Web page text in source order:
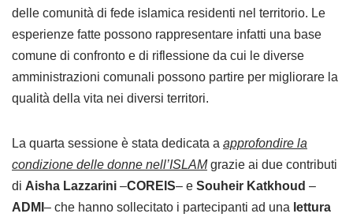
delle comunità di fede islamica residenti nel territorio. Le
esperienze fatte possono rappresentare infatti una base
comune di confronto e di riflessione da cui le diverse
amministrazioni comunali possono partire per migliorare la
qualità della vita nei diversi territori.
La quarta sessione è stata dedicata a approfondire la
condizione delle donne nell’ISLAM grazie ai due contributi
di Aisha Lazzarini –COREIS– e Souheir Katkhoud –
ADMI – che hanno sollecitato i partecipanti ad una lettura